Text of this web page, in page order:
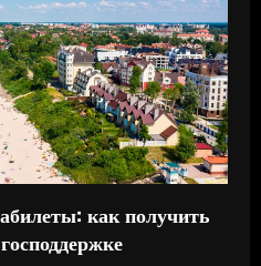
как получить